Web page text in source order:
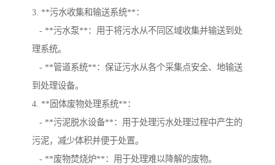
3. **污水收集和输送系统**：
- **污水泵**：用于将污水从不同区域收集并输送到处
理系统。
- **管道系统**：保证污水从各个采集点安全、地输送
到处理设备。
4. **固体废物处理系统**：
- **污泥脱水设备**：用于处理污水处理过程中产生的
污泥，减少体积并便于处置。
- **废物焚烧炉**：用于处理难以降解的废物。